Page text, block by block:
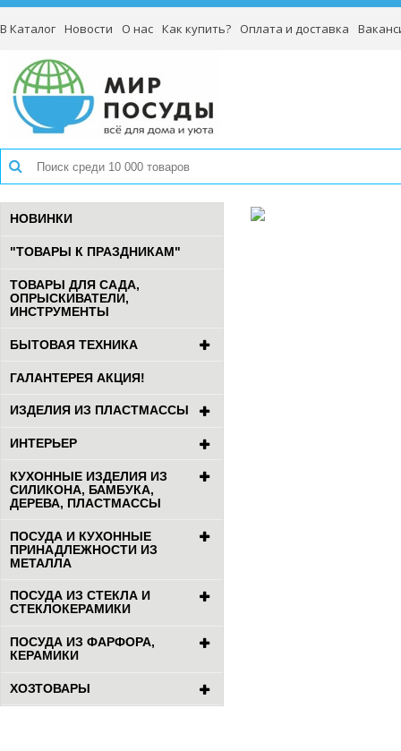
В Каталог Новости О нас Как купить? Оплата и доставка
НОВИНКИ
"ТОВАРЫ К ПРАЗДНИКАМ"
ТОВАРЫ ДЛЯ САДА,
ОПРЫСКИВАТЕЛИ,
ИНСТРУМЕНТЫ
БЫТОВАЯ ТЕХНИКА
ГАЛАНТЕРЕЯ АКЦИЯ!
ИЗДЕЛИЯ ИЗ ПЛАСТМАССЫ
ИНТЕРЬЕР
КУХОННЫЕ ИЗДЕЛИЯ ИЗ
СИЛИКОНА, БАМБУКА,
ДЕРЕВА, ПЛАСТМАССЫ
ПОСУДА И КУХОННЫЕ
ПРИНАДЛЕЖНОСТИ ИЗ
МЕТАЛЛА
ПОСУДА ИЗ СТЕКЛА И
СТЕКЛОКЕРАМИКИ
ПОСУДА ИЗ ФАРФОРА,
КЕРАМИКИ
ХОЗТОВАРЫ